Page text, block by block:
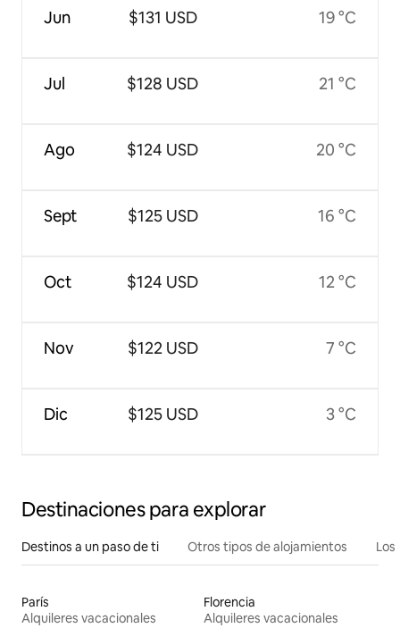
Jun
Jul
Ago
Sept
Oct
Nov
Dic
$131 USD
$128 USD
$124 USD
$125 USD
$124 USD
$122 USD
$125 USD
19 °C
21 °C
20 °C
16 °C
12 °C
7 °C
3 °C
Destinaciones para explorar
Destinos a un paso de ti Otros tipos de alojamientos
París
Alquileres vacacionales
Florencia
Alquileres vacacionales